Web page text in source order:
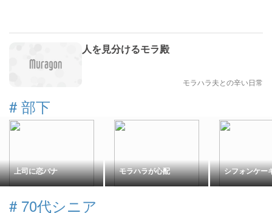
人を見分けるモラ殿
モラハラ夫との辛い日常
# 部下
上司に恋バナ モラハラが心配 シフォンケー
# 70代シニア